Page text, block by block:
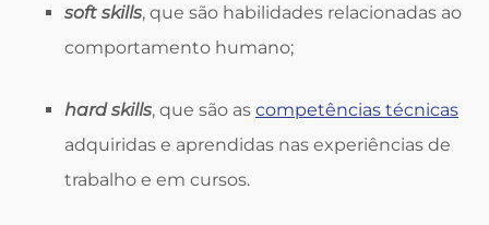
soft skills, que são habilidades relacionadas ao
comportamento humano;
hard skills, que são as competências técnicas
adquiridas e aprendidas nas experiências de
trabalho e em cursos.